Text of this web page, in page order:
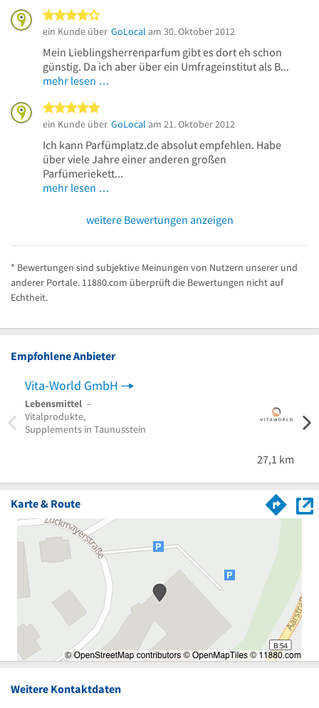
ein Kunde über GoLocal am 30. Oktober 2012
Mein Lieblingsherrenparfum gibt es dort eh schon
günstig. Da ich aber über ein Umfrageinstitut als B...
mehr lesen …
ein Kunde über GoLocal am 21. Oktober 2012
Ich kann Parfümplatz.de absolut empfehlen. Habe
über viele Jahre einer anderen großen
Parfümeriekett...
mehr lesen …
weitere Bewertungen anzeigen
* Bewertungen sind subjektive Meinungen von Nutzern unserer und
anderer Portale. 11880.com überprüft die Bewertungen nicht auf
Echtheit.
Empfohlene Anbieter
Vita-World GmbH
Lebensmittel –
Vitalprodukte,
Supplements in Taunusstein
27,1 km
Karte & Route
Weitere Kontaktdaten